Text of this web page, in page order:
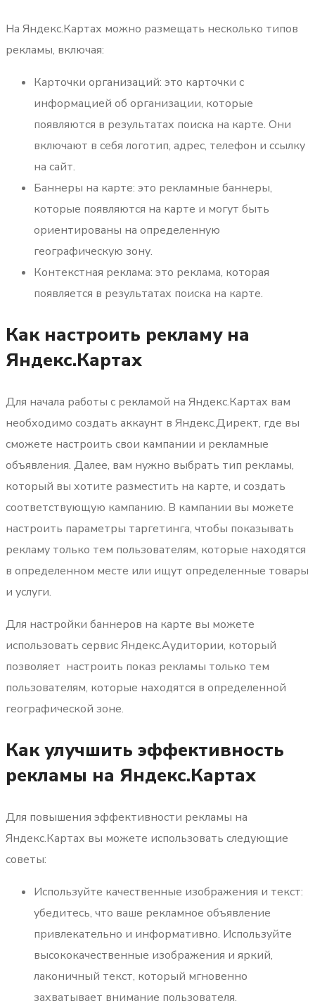
На Яндекс.Картах можно размещать несколько типов
рекламы, включая:
Карточки организаций: это карточки с
информацией об организации, которые
появляются в результатах поиска на карте. Они
включают в себя логотип, адрес, телефон и ссылку
на сайт.
Баннеры на карте: это рекламные баннеры,
которые появляются на карте и могут быть
ориентированы на определенную
географическую зону.
Контекстная реклама: это реклама, которая
появляется в результатах поиска на карте.
Как настроить рекламу на
Яндекс.Картах
Для начала работы с рекламой на Яндекс.Картах вам
необходимо создать аккаунт в Яндекс.Директ, где вы
сможете настроить свои кампании и рекламные
объявления. Далее, вам нужно выбрать тип рекламы,
который вы хотите разместить на карте, и создать
соответствующую кампанию. В кампании вы можете
настроить параметры таргетинга, чтобы показывать
рекламу только тем пользователям, которые находятся
в определенном месте или ищут определенные товары
и услуги.
Для настройки баннеров на карте вы можете
использовать сервис Яндекс.Аудитории, который
позволяет настроить показ рекламы только тем
пользователям, которые находятся в определенной
географической зоне.
Как улучшить эффективность
рекламы на Яндекс.Картах
Для повышения эффективности рекламы на
Яндекс.Картах вы можете использовать следующие
советы:
Используйте качественные изображения и текст:
убедитесь, что ваше рекламное объявление
привлекательно и информативно. Используйте
высококачественные изображения и яркий,
лаконичный текст, который мгновенно
захватывает внимание пользователя.